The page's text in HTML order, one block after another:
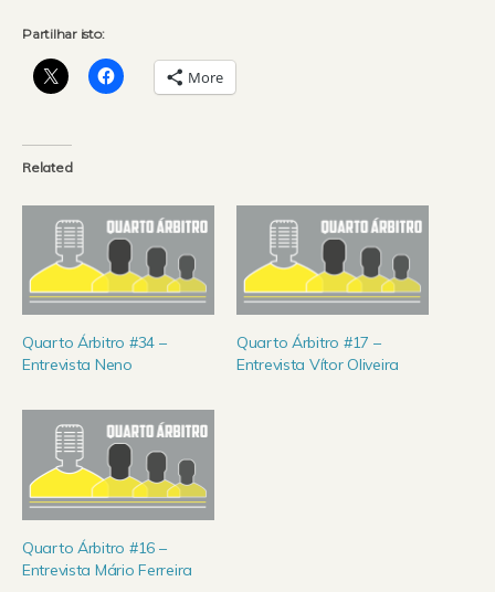
Partilhar isto:
More
Related
Quarto Árbitro #34 –
Entrevista Neno
Quarto Árbitro #17 –
Entrevista Vítor Oliveira
Quarto Árbitro #16 –
Entrevista Mário Ferreira